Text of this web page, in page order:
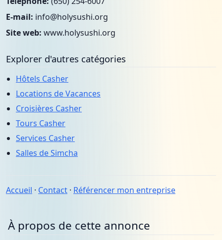
E-mail: info@holysushi.org
Site web: www.holysushi.org
Explorer d'autres catégories
Hôtels Casher
Locations de Vacances
Croisières Casher
Tours Casher
Services Casher
Salles de Simcha
Accueil · Contact · Référencer mon entreprise
À propos de cette annonce